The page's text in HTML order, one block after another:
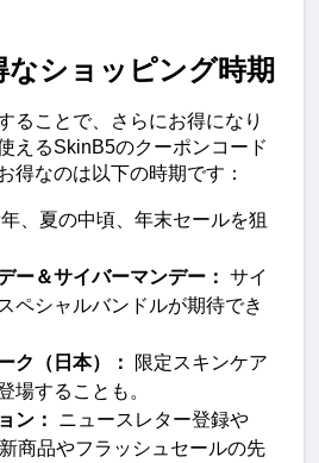
ショッピング時期
ることで、さらにお得になり
えるSkinB5のクーポンコード
得なのは以下の時期です：
、夏の中頃、年末セールを狙
ー＆サイバーマンデー： サイ
ペシャルバンドルが期待でき
ク（日本）：
限定スキンケア
場することも。
ン：
ニュースレター登録や
商品やフラッシュセールの先